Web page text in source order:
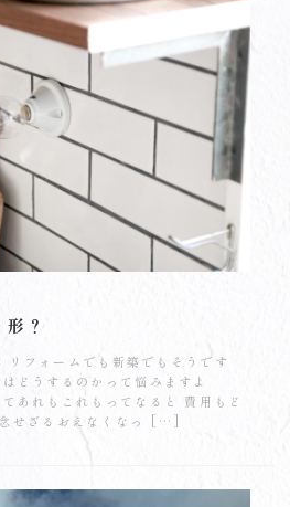
？
フォームでも新築でもそうです
どうするのかって悩みますよ
あれもこれもってなると 費用もど
せざるおえなくなっ […]